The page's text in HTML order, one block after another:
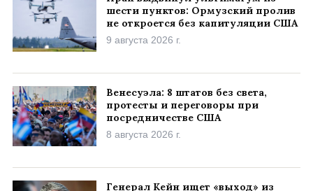
шести пунктов: Ормузский пролив
не откроется без капитуляции США
9 августа 2026 г.
Венесуэла: 8 штатов без света,
протесты и переговоры при
посредничестве США
8 августа 2026 г.
Генерал Кейн ищет «выход» из